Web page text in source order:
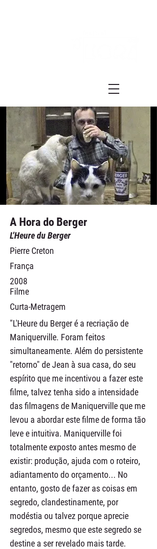
A Hora do Berger
L’Heure du Berger
Pierre Creton
França
2008
Filme
Curta-Metragem
"L'Heure du Berger é a recriação de
Maniquerville. Foram feitos
simultaneamente. Além do persistente
"retorno" de Jean à sua casa, do seu
espírito que me incentivou a fazer este
filme, talvez tenha sido a intensidade
das filmagens de Maniquerville que me
levou a abordar este filme de forma tão
leve e intuitiva. Maniquerville foi
totalmente exposto antes mesmo de
existir: produção, ajuda com o roteiro,
adiantamento do orçamento... No
entanto, gosto de fazer as coisas em
segredo, clandestinamente, por
modéstia ou talvez porque aprecie
segredos, mesmo que este segredo se
destine a ser revelado mais tarde.